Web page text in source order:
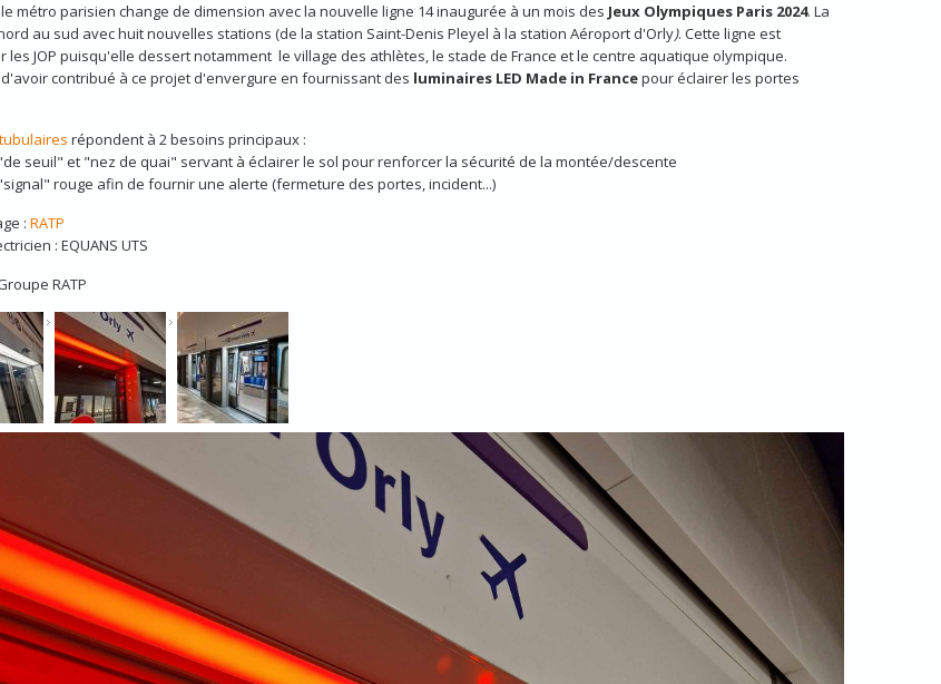
métro parisien change de dimension avec la nouvelle ligne 14 inaugurée à un mois des Jeux Olympiques Paris 2024. La
au sud avec huit nouvelles stations (de la station Saint-Denis Pleyel à la station Aéroport d'Orly). Cette ligne est
les JOP puisqu'elle dessert notamment le village des athlètes, le stade de France et le centre aquatique olympique.
d'avoir contribué à ce projet d'envergure en fournissant des luminaires LED Made in Francepour éclairer les portes
tubulaires répondent à 2 besoins principaux :
seuil" et "nez de quai" servant à éclairer le sol pour renforcer la sécurité de la montée/descente
rouge afin de fournir une alerte (fermeture des portes, incident...)
: RATP
: EQUANS UTS
RATP